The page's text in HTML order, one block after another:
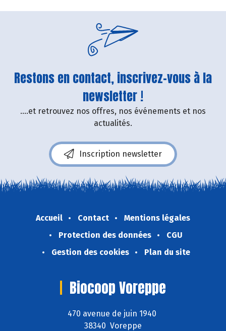
Restons en contact, inscrivez-vous à la
newsletter !
....et retrouvez nos offres, nos événements et nos
actualités.
Inscription newsletter
Accueil Contact
Mentions légales
Protection des données
CGU
Gestion des cookies
Plan du site
Biocoop Voreppe
470 avenue de juin 1940
38340 Voreppe